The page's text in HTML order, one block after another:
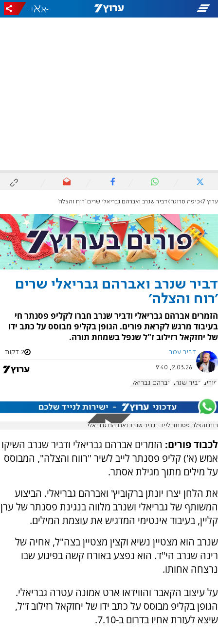
-
+
ערוץ 7 כיפה סרוגה דביר שנרב ואברהם גבריאלי שרים 'רוח והצלה'
דביר שנרב ואברהם גבריאלי שרים
'רוח והצלה'
הזמרים אברהם גבריאלי ודביר שנרב חברו לקליפ פסנתר חי
בעיבוד מרגש לקראת פורים. הגופן בקליפ מבוסס על כתב ידו
של יחזקאל רזילוב ז"ל שנפל בשמחת תורה.
דביר עמר 2 דקות
2.03.26, 9:40
פורים דביר שנרב אברהם גבריאלי
רוח והצלה פסנתר לייב · דביר שנרב ואברהם גבריאלי
לכבוד פורים: הזמרים אברהם גבריאלי ודביר שנרב השיקו
אמש (א') קליפ פסנתר לייב לשיר "רווח והצלה", המבוסס
על מילים מתוך מגילת אסתר.
את הלחן יצרו יונתן ברקוביץ' ואברהם גבריאלי. הביצוע
המשותף של גבריאלי ושנרב מלווה בנגינת פסנתר של ערן
קליין, בעיבוד אינטימי המדגיש את עוצמת המילים.
שנרב הוא מצטיין נשיא וקצין מצטיין בצה"ל, אחיה של
רינה שנרב הי"ד. הוא נפצע באורח קשה בפיגוע שבו
נרצחה אחותו.
על עיצוב הקאבר והווידאו ארט אמונה עטרה גבריאלי.
הגופן בקליפ מבוסס על כתב ידו של יחזקאל רזילוב ז"ל,
שיצא לעזרת אחיו בדרום ב-7.10.